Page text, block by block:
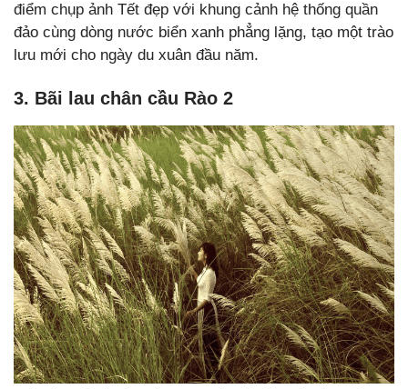
điểm chụp ảnh Tết đẹp với khung cảnh hệ thống quần
đảo cùng dòng nước biển xanh phẳng lặng, tạo một trào
lưu mới cho ngày du xuân đầu năm.
3. Bãi lau chân cầu Rào 2